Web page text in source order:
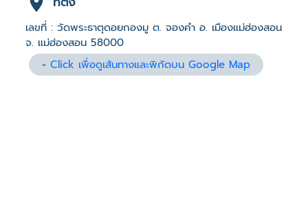
เลขที่ : วัดพระธาตุดอยกองมู ต. จองคำ อ. เมืองแม่ฮ่องสอน
จ. แม่ฮ่องสอน 58000
-Click เพื่อดูเส้นทางและพิกัดบน Google Map